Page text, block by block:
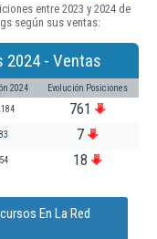
entre 2023 y 2024 de
según sus ventas:
2024 - Ventas
2024 Evolución Posiciones
761
7
18
En La Red